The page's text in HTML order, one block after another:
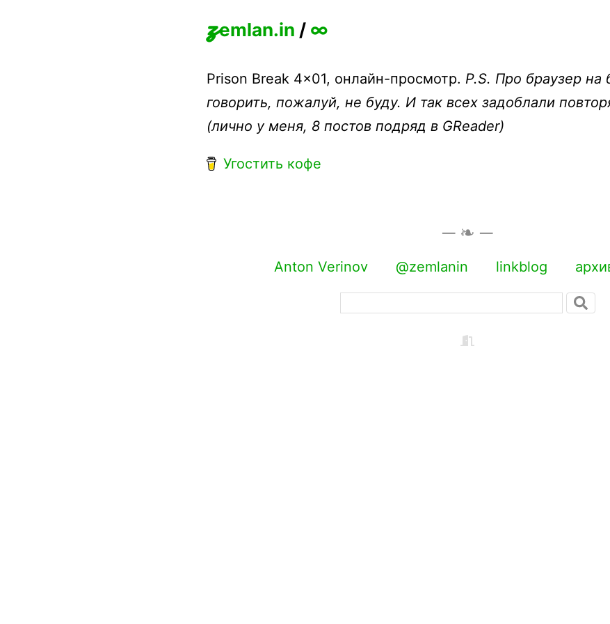
zemlan.in / ∞
Prison Break 4x01, онлайн-просмотр. P.S. Про браузер на
говорить, пожалуй, не буду. И так всех задоблали
(лично у меня, 8 постов подряд в GReader)
Угостить кофе
Anton Verinov @zemlanin linkblog